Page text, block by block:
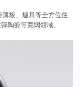
板、爐具等全方位住
陶瓷等寬闊領域。